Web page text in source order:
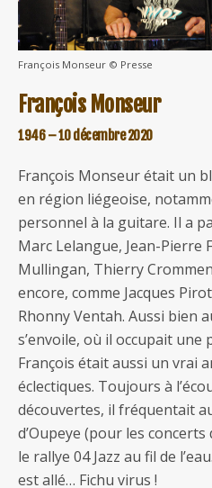
François Monseur © Presse
François Monseur
1946 – 10 décembre 2020
François Monseur était un
en région liégeoise,
personnel à la guitare. Il a
Marc Lelangue, Jean-Pierre
Mullingan, Thierry
encore, comme Jacques
Rhonny Ventah. Aussi bien
s’envoile, où il occupait une
François était aussi un vrai
éclectiques. Toujours à
découvertes, il fréquentait
d’Oupeye (pour les concerts
le rallye 04 Jazz au fil de
est allé… Fichu virus !